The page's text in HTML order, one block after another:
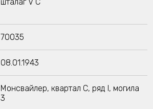
70035
08.01.1943
Монсвайлер, квартал C, ряд I, могила
3